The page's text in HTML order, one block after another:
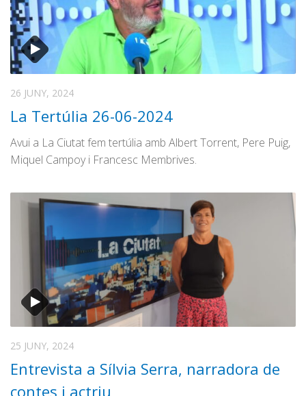
26 JUNY, 2024
La Tertúlia 26-06-2024
Avui a La Ciutat fem tertúlia amb Albert Torrent, Pere Puig,
Miquel Campoy i Francesc Membrives.
25 JUNY, 2024
Entrevista a Sílvia Serra, narradora de
contes i actriu